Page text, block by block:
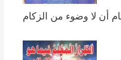
أن لا وضوء من الزكام